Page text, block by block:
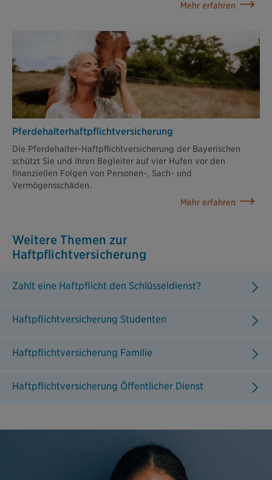
Mehr erfahren
Pferdehalter­haftpflicht­versicherung
Die Pferdehalter-Haftpflichtversicherung der Bayerischen
schützt Sie und Ihren Begleiter auf vier Hufen vor den
finanziellen Folgen von Personen-, Sach- und
Vermögensschäden.
Mehr erfahren
Weitere Themen zur
Haftpflichtversicherung
Zahlt eine Haftpflicht den Schlüsseldienst?
Haftpflichtversicherung Studenten
Haftpflichtversicherung Familie
Haftpflichtversicherung Öffentlicher Dienst